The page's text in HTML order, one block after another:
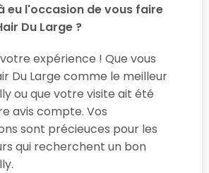
eu l'occasion de vous faire
Du Large ?
expérience ! Que vous
Du Large comme le meilleur
ou que votre visite ait été
avis compte. Vos
sont précieuces pour les
qui recherchent un bon